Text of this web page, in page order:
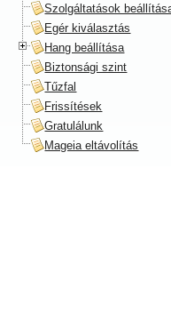
Szolgáltatások
Egér kiválasztás
Hang beállítása
Biztonsági szint
Tűzfal
Frissítések
Gratulálunk
Mageia eltávolítás